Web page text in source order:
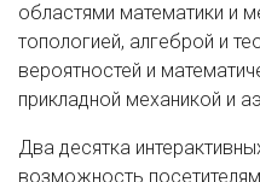
областями математики и
топологией, алгеброй и
вероятностей и
прикладной механикой и
Два десятка
возможность